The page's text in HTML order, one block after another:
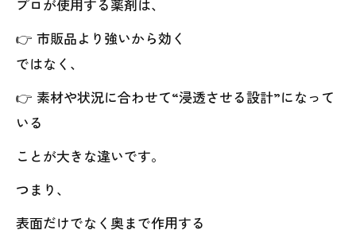
プロが使用する薬剤は、
👉 市販品より強いから効く
ではなく、
👉 素材や状況に合わせて“浸透させる設計”になって
いる
ことが大きな違いです。
つまり、
表面だけでなく奥まで作用する